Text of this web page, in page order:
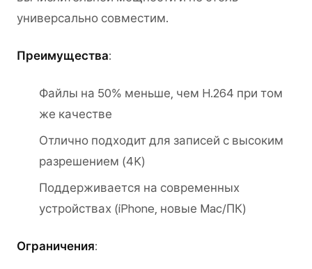
универсально совместим.
Преимущества:
Файлы на 50% меньше, чем H.264 при том
же качестве
Отлично подходит для записей с высоким
разрешением (4K)
Поддерживается на современных
устройствах (iPhone, новые Mac/ПК)
Ограничения: